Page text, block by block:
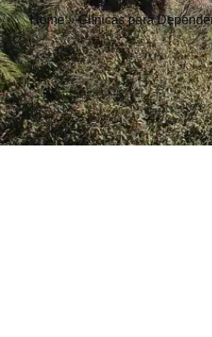
Home»Clínicas para